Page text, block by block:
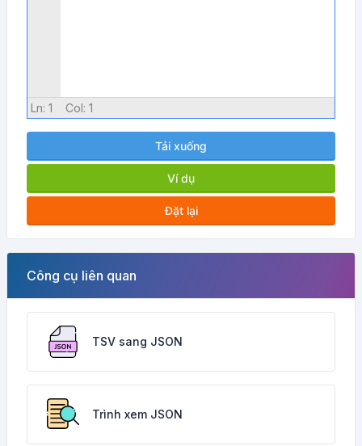
Ln: 1 Col: 1
Tải xuống
Ví dụ
Đặt lại
Công cụ liên quan
TSV sang JSON
Trình xem JSON